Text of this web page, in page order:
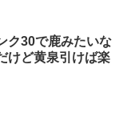
ク30で鹿みたいな
けど黄泉引けば楽